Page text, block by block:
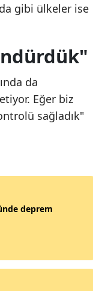
gibi ülkeler ise
da
Eğer biz
sağladık"
deprem